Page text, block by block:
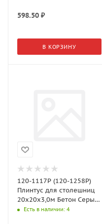
598.50 ₽
В КОРЗИНУ
120-1117Р (120-1258P)
Плинтус для столешниц
20х20х3,0м Бетон Серый
(ф-ра 120-1511)
Есть в наличии: 4